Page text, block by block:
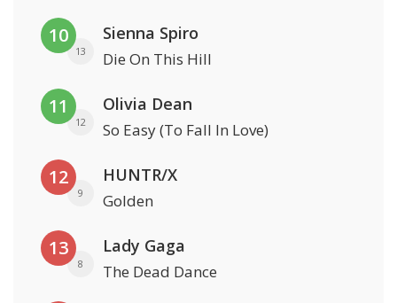
10
13
Sienna Spiro
Die On This Hill
11
12
Olivia Dean
So Easy (To Fall In Love)
12
9
HUNTR/X
Golden
13
8
Lady Gaga
The Dead Dance